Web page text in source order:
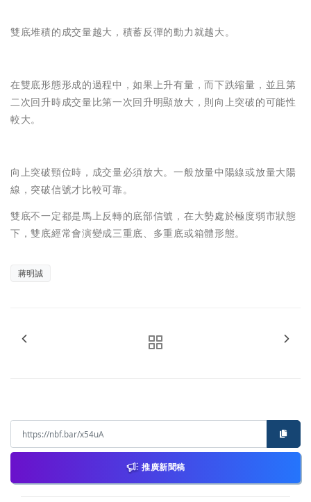
雙底堆積的成交量越大，積蓄反彈的動力就越大。
在雙底形態形成的過程中，如果上升有量，而下跌縮量，並且第
二次回升時成交量比第一次回升明顯放大，則向上突破的可能性
較大。
向上突破頸位時，成交量必須放大。一般放量中陽線或放量大陽
線，突破信號才比較可靠。
雙底不一定都是馬上反轉的底部信號，在大勢處於極度弱市狀態
下，雙底經常會演變成三重底、多重底或箱體形態。
蔣明誠
推廣新聞稿